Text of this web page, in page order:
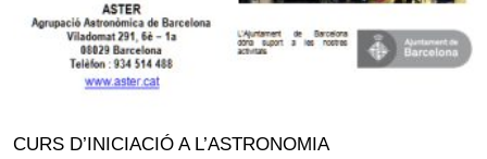
CURS D’INICIACIÓ A L’ASTRONOMIA